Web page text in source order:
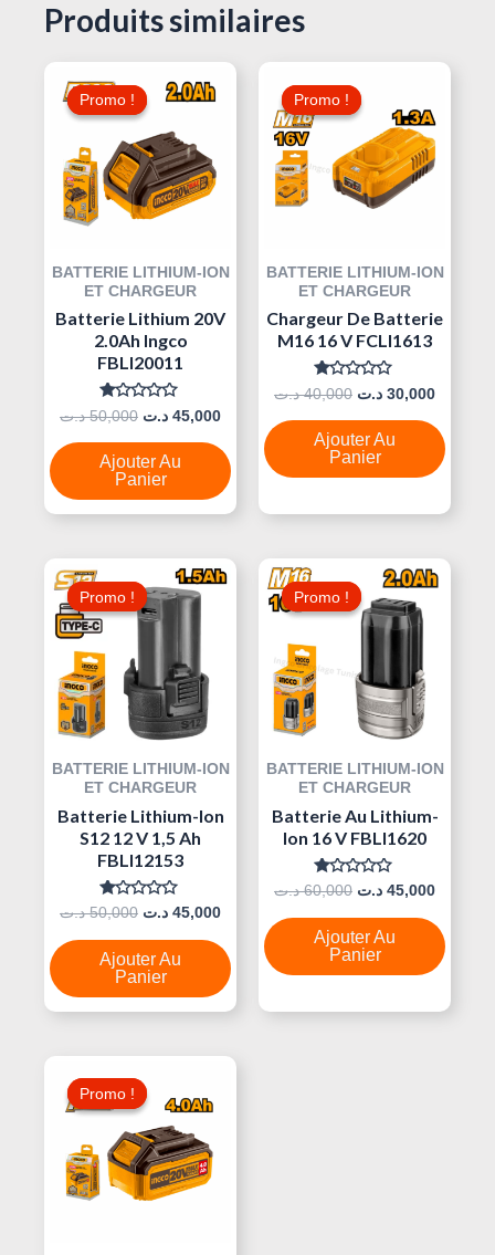
Produits similaires
Promo !
Promo !
BATTERIE LITHIUM-ION
ET CHARGEUR
Batterie Lithium 20V
2.0Ah Ingco
FBLI20011
Note
Sur
5
50,000 د.ت
Prix
Initial
Était :
45,000 د.ت
Le
45,000 د.ت.
Ajouter Au
Panier
Promo !
Promo !
BATTERIE LITHIUM-ION
ET CHARGEUR
Chargeur De Batterie
M16 16 V FCLI1613
Note
Sur
5
40,000 د.ت
Prix
Initial
Était :
40,000 د.ت.
30,000 د.ت
Le
Est :
Ajouter Au
Panier
Promo !
Promo !
BATTERIE LITHIUM-ION
ET CHARGEUR
Batterie Lithium-Ion
S12 12 V 1,5 Ah
FBLI12153
Note
Sur
5
50,000 د.ت
Prix
Initial
Était :
45,000 د.ت
Le
Prix
45,000 د.ت.
Ajouter Au
Panier
Promo !
Promo !
BATTERIE LITHIUM-ION
ET CHARGEUR
Batterie Au Lithium-
Ion 16 V FBLI1620
Note
Sur
5
60,000 د.ت
Prix
Initial
Était :
45,000 د.ت
Le
Prix
Ajouter Au
Panier
Promo !
Promo !
Prix
Initial
Était :
Le